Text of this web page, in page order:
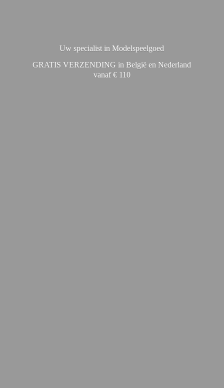
Uw specialist in Modelspeelgoed
GRATIS VERZENDING in België en Nederland
vanaf € 110